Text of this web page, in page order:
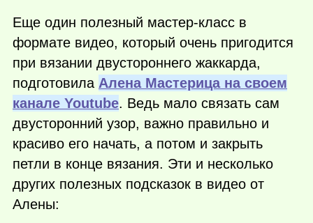
Еще один полезный мастер-класс в
формате видео, который очень пригодится
при вязании двустороннего жаккарда,
подготовила Алена Мастерица на своем
канале Youtube. Ведь мало связать сам
двусторонний узор, важно правильно и
красиво его начать, а потом и закрыть
петли в конце вязания. Эти и несколько
других полезных подсказок в видео от
Алены: